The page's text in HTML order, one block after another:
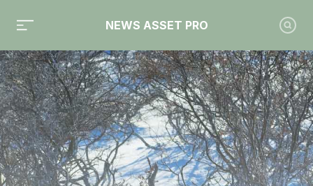
NEWS ASSET PRO
Toute l'actualité sur le tag "Net Zero"